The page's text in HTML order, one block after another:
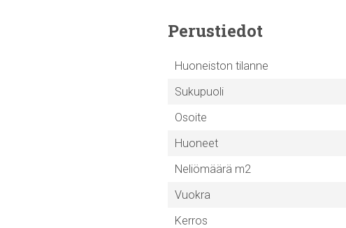
Perustiedot
Huoneiston tilanne
Sukupuoli
Osoite
Huoneet
Neliömäärä m2
Vuokra
Kerros